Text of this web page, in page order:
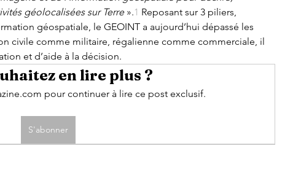
géolocalisées sur Terre ».1 Reposant sur 3 piliers,
géospatiale, le GEOINT a aujourd’hui dépassé les
civile comme militaire, régalienne comme commerciale, il
et d’aide à la décision.
en lire plus ?
pour continuer à lire ce post exclusif.
S'abonner